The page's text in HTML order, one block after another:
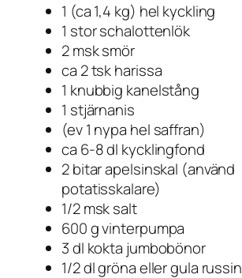
1 (ca 1,4 kg) hel kyckling
1 stor schalottenlök
2 msk smör
ca 2 tsk harissa
1 knubbig kanelstång
1 stjärnanis
(ev 1 nypa hel saffran)
ca 6-8 dl kycklingfond
2 bitar apelsinskal (använd
potatisskalare)
1/2 msk salt
600 g vinterpumpa
3 dl kokta jumbobönor
1/2 dl gröna eller gula russin